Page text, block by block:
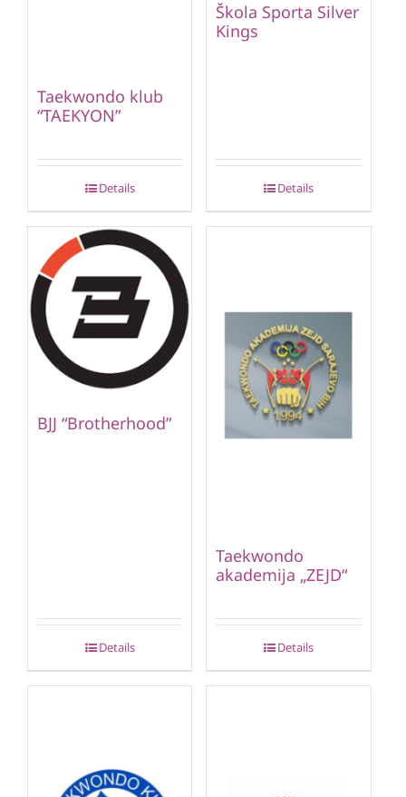
Taekwondo klub
“TAEKYON”
Details
Škola Sporta Silver
Kings
Details
BJJ “Brotherhood”
Details
Taekwondo
akademija „ZEJD“
Details